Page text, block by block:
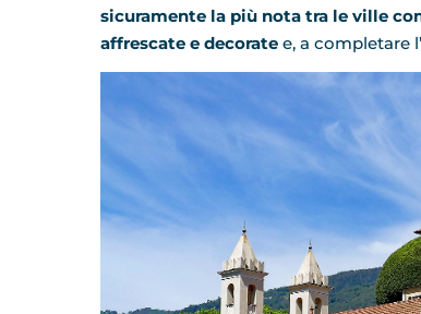
sicuramente la più nota tra le ville
affrescate e decorate e, a completare